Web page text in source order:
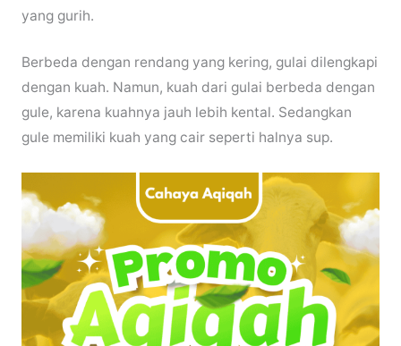
yang gurih.
Berbeda dengan rendang yang kering, gulai dilengkapi
dengan kuah. Namun, kuah dari gulai berbeda dengan
gule, karena kuahnya jauh lebih kental. Sedangkan
gule memiliki kuah yang cair seperti halnya sup.